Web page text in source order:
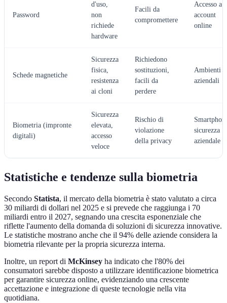
Password
d'uso,
non
richiede
hardware
Facili da
compromettere
Accesso a
account
online
Schede magnetiche
Sicurezza
fisica,
resistenza
ai cloni
Richiedono
sostituzioni,
facili da
perdere
Ambienti
aziendali
Biometria (impronte
digitali)
Sicurezza
elevata,
accesso
veloce
Rischio di
violazione
della privacy
sicurezza
aziendale
Statistiche e tendenze sulla biometria
Secondo Statista, il mercato della biometria è stato valutato a circa
30 miliardi di dollari nel 2025 e si prevede che raggiunga i 70
miliardi entro il 2027, segnando una crescita esponenziale che
riflette l'aumento della domanda di soluzioni di sicurezza innovative.
Le statistiche mostrano anche che il 94% delle aziende considera la
biometria rilevante per la propria sicurezza interna.
Inoltre, un report di McKinsey ha indicato che l'80% dei
consumatori sarebbe disposto a utilizzare identificazione biometrica
per garantire sicurezza online, evidenziando una crescente
accettazione e integrazione di queste tecnologie nella vita
quotidiana.